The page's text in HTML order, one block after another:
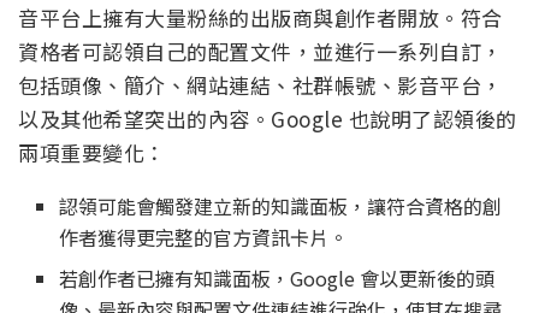
音平台上擁有大量粉絲的出版商與創作者開放。符合
資格者可認領自己的配置文件，並進行一系列自訂，
包括頭像、簡介、網站連結、社群帳號、影音平台，
以及其他希望突出的內容。Google 也說明了認領後的
兩項重要變化：
認領可能會觸發建立新的知識面板，讓符合資格的創
作者獲得更完整的官方資訊卡片。
若創作者已擁有知識面板，Google 會以更新後的頭